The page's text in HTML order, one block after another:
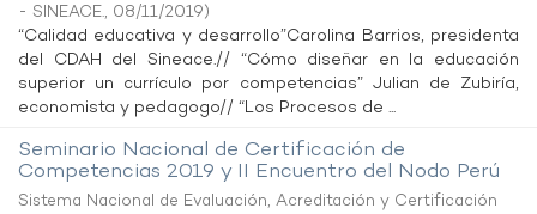
- SINEACE., 08/11/2019)
“Calidad educativa y desarrollo”Carolina Barrios, presidenta
del CDAH del Sineace.// “Cómo diseñar en la educación
superior un currículo por competencias” Julian de Zubiría,
economista y pedagogo// “Los Procesos de ...
Seminario Nacional de Certificación de
Competencias 2019 y II Encuentro del Nodo Perú
Sistema Nacional de Evaluación, Acreditación y Certificación